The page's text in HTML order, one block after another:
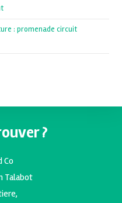
: promenade circuit
?
Co
Talabot